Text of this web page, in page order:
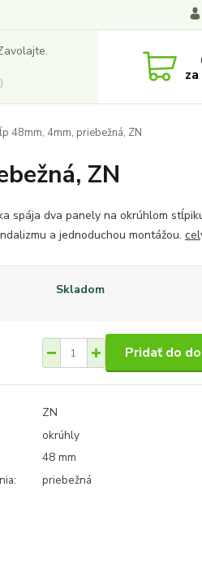
za
48mm, 4mm, priebežná, ZN
ZN
spája dva panely na okrúhlom
a jednoduchou montážou.
Skladom
Pridať do
ZN
okrúhly
48 mm
priebežná